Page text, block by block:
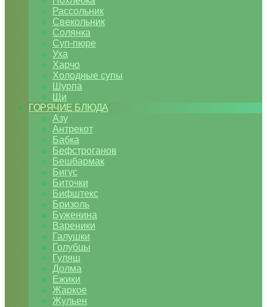
Рассольник
Свекольник
Солянка
Суп-пюре
Уха
Харчо
Холодные супы
Шурпа
Щи
ГОРЯЧИЕ БЛЮДА
Азу
Антрекот
Бабка
Бефстроганов
Бешбармак
Бигус
Биточки
Бифштекс
Бризоль
Буженина
Вареники
Галушки
Голубцы
Гуляш
Долма
Ежики
Жаркое
Жульен